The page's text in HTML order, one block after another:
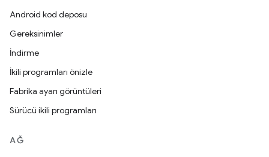
Android kod deposu
Gereksinimler
İndirme
İkili programları önizle
Fabrika ayarı görüntüleri
Sürücü ikili programları
AĞ